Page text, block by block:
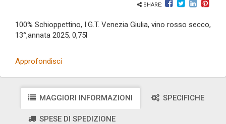
SHARE:
100% Schioppettino, I.G.T. Venezia Giulia, vino rosso secco,
13°,annata 2025, 0,75l
Approfondisci
MAGGIORI INFORMAZIONI SPECIFICHE
SPESE DI SPEDIZIONE